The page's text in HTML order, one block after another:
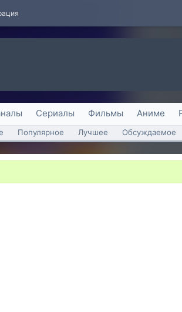
Сериалы Фильмы Аниме
Популярное Лучшее Обсуждаемое